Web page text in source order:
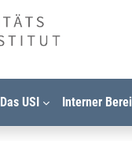
Das USI Interner